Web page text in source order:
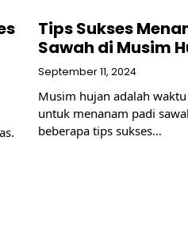
Tips Sukses
Sawah di Musim
September 11, 2024
Musim hujan adalah
untuk menanam padi
beberapa tips sukses…